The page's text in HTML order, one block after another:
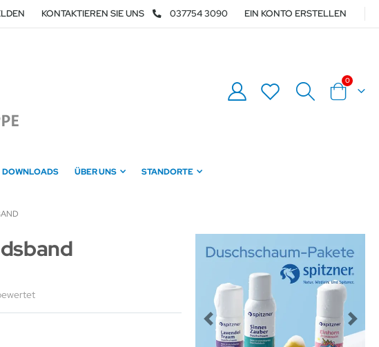
KONTAKTIEREN SIE UNS 037754 3090 EIN KONTO ERSTELLEN
Warenkorb
0Artikel
DOWNLOADS ÜBER UNS STANDORTE
Previous Next